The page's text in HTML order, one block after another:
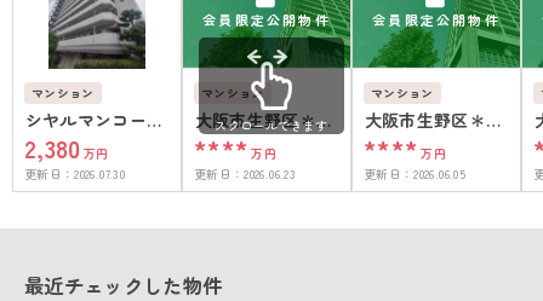
マンション
シヤルマンコーポ
今里
2,380 万円
更新日：2026.07.30
会員限定公開物件
マンション
大阪市生野区＊＊
＊＊
**** 万円
更新日：2026.06.23
会員限定公開物件
マンション
大阪市生野区＊＊
＊＊
**** 万円
更新日：2026.06.05
スクロールできます
最近チェックした物件